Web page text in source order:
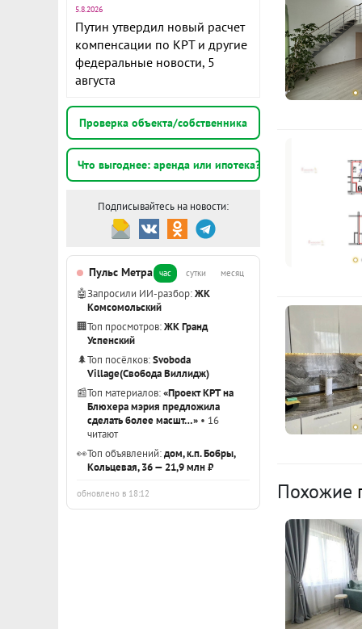
5.8.2026
Путин утвердил новый расчет
компенсации по КРТ и другие
федеральные новости, 5
августа
Проверка объекта/собственника
Что выгоднее: аренда или ипотека?
Подписывайтесь на новости:
Пульс Метра час сутки месяц
🤖Запросили ИИ-разбор:ЖК
Комсомольский
🏢Топ просмотров:ЖК Гранд
Успенский
🌲Топ посёлков:Svoboda
Village(Свобода Виллидж)
📰Топ материалов:«Проект КРТ на
Блюхера мэрия предложила
сделать более масшт…» • 16
читают
👀Топ объявлений:дом, к.п. Бобры,
Кольцевая, 36 — 21,9 млн ₽
обновлено в 18:12
Квартира
на сделке
ID объекта
Подробнее
Расчёт по
I
Показать
Похожие